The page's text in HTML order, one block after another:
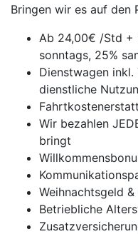
Bringen wir es auf den
Ab 24,00€ /Std +
sonntags, 25%
Dienstwagen
dienstliche
Wir bezahlen
bringt
Weihnachtsgeld
Betriebliche